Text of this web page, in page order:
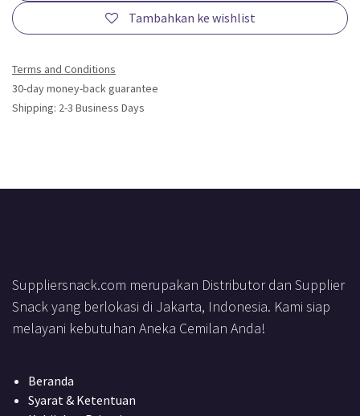
Tambahkan ke wishlist
Terms and Conditions
30-day money-back guarantee
Shipping: 2-3 Business Days
Suppliersnack.com merupakan Distributor dan Supplier
Snack yang berlokasi di Jakarta, Indonesia. Kami siap
melayani kebutuhan Aneka Cemilan Anda!
Beranda
Syarat & Ketentuan